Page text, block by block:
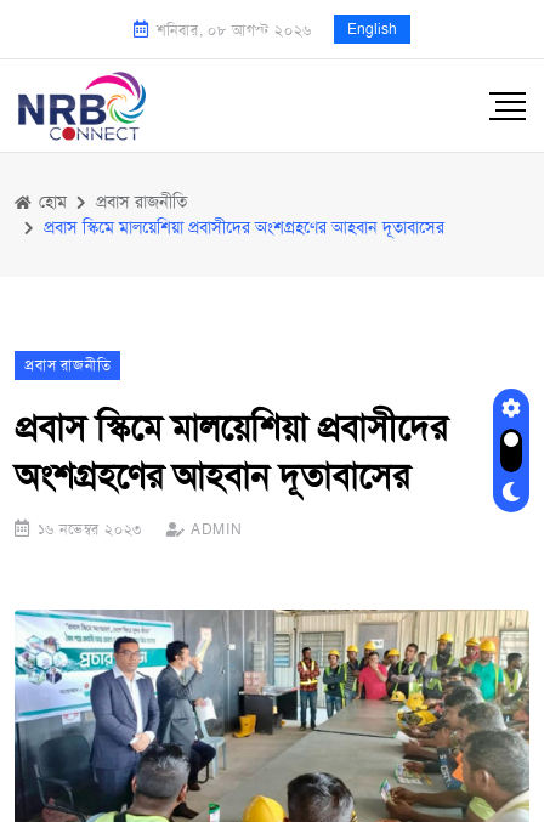
শনিবার, ০৮ আগস্ট ২০২৬ English
হোম
প্রবাস রাজনীতি
প্রবাস স্কিমে মালয়েশিয়া প্রবাসীদের অংশগ্রহণের আহবান দূতাবাসের
প্রবাস রাজনীতি
প্রবাস স্কিমে মালয়েশিয়া প্রবাসীদের
অংশগ্রহণের আহবান দূতাবাসের
১৬ নভেম্বর ২০২৩ ADMIN